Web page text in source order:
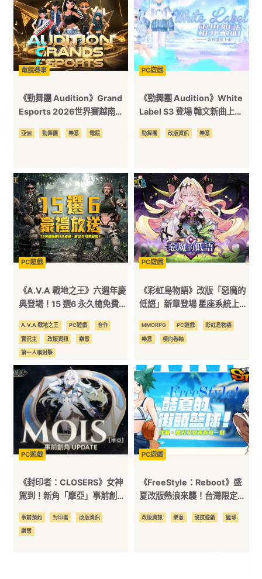
訊
平
台
電競賽事
《勁舞團 Audition》Grand
Esports 2026世界賽越南開
征
亞洲 勁舞團 樂意 電競
PC遊戲
《勁舞團 Audition》White
Label S3 登場 韓文新曲上
勁舞團 改版資訊 樂意
PC遊戲
《A.V.A 戰地之王》六週年慶
典登場！15 選6 永久槍免費
A.V.A 戰地之王 PC遊戲 合作
實況主 改版資訊 樂意
第一人稱射擊
PC遊戲
《彩虹島物語》改版「惡魔的
低語」新章登場 星座系統上限
MMORPG PC遊戲 彩虹島物語
樂意 橫向卷軸
PC遊戲
《封印者：CLOSERS》女神
駕到！新角「摩亞」事前創角
事前預約 封印者 改版資訊
樂意
PC遊戲
《FreeStyle：Reboot》盛
夏改版熱浪來襲！台灣限定夜
改版資訊 樂意 競技遊戲 籃球